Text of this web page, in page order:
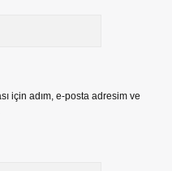
için adım, e-posta adresim ve